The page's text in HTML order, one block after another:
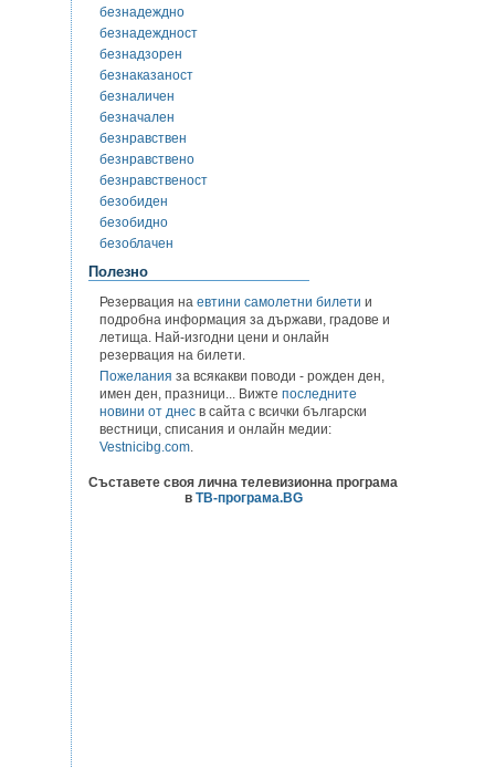
безнадеждно
безнадеждност
безнадзорен
безнаказаност
безналичен
безначален
безнравствен
безнравствено
безнравственост
безобиден
безобидно
безоблачен
Полезно
Резервация на евтини самолетни билети и
подробна информация за държави, градове и
летища. Най-изгодни цени и онлайн
резервация на билети.
Пожелания за всякакви поводи - рожден ден,
имен ден, празници... Вижте последните
новини от днес в сайта с всички български
вестници, списания и онлайн медии:
Vestnicibg.com.
Съставете своя лична телевизионна програма
в ТВ-програма.BG